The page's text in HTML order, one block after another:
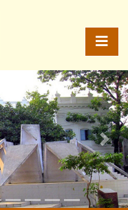
Next